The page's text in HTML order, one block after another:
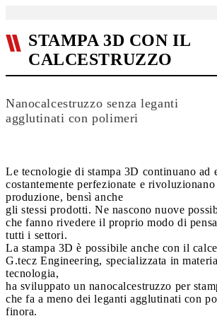
STAMPA 3D CON IL
CALCESTRUZZO
Nanocalcestruzzo senza leganti
agglutinati con polimeri
Le tecnologie di stampa 3D continuano ad
costantemente perfezionate e
produzione, bensì anche
gli stessi prodotti. Ne nascono nuove
che fanno rivedere il proprio modo di
tutti i settori.
La stampa 3D è possibile anche con il
G.tecz Engineering, specializzata in
tecnologia,
ha sviluppato un nanocalcestruzzo per
che fa a meno dei leganti agglutinati con